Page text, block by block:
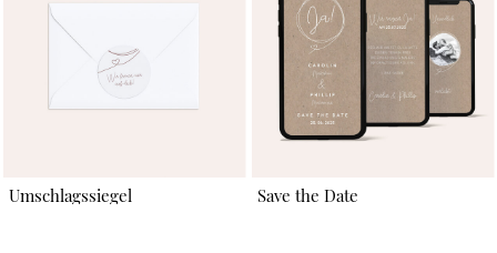
Umschlagssiegel Save the Date